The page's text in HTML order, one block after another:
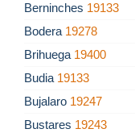
Berninches 19133
Bodera 19278
Brihuega 19400
Budia 19133
Bujalaro 19247
Bustares 19243